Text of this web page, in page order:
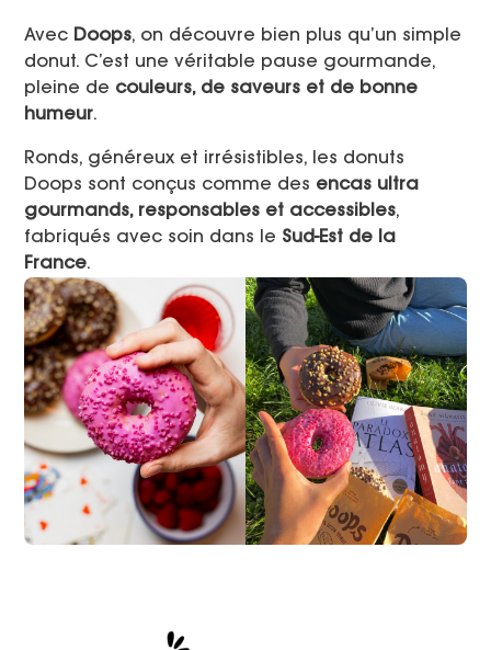
Avec Doops, on découvre bien plus qu’un simple
donut. C’est une véritable pause gourmande,
pleine de couleurs, de saveurs et de bonne
humeur.
Ronds, généreux et irrésistibles, les donuts
Doops sont conçus comme des encas ultra
gourmands, responsables et accessibles,
fabriqués avec soin dans le Sud-Est de la
France.